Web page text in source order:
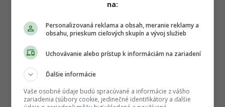
na:
Personalizovaná reklama a obsah, meranie reklamy a
obsahu, prieskum cieľových skupín a vývoj služieb
Uchovávanie alebo prístup k informáciám na zariadení
Ďalšie informácie
Vaše osobné údaje budú spracúvané a informácie z vášho
zariadenia (súbory cookie, jedinečné identifikátory a ďalšie